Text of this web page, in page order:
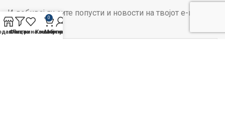
И добивај ги сите попусти и новости на твојот е-маил
Email address:
Филтри
Листа на желби
0
Кошничка
Мој профил